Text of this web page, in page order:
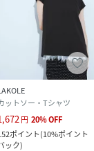
ットソー・Tシャツ
円 20%OFF
ポイント(10%ポイント
ック)